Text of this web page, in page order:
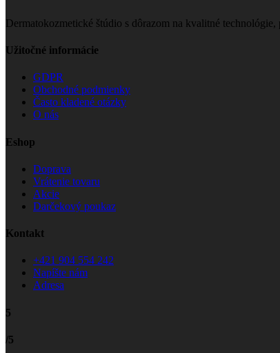
Dermatokozmetické štúdio s dôrazom na kvalitné
Užitočné informácie
GDPR
Obchodné podmienky
Často kladené otázky
O nás
Eshop
Doprava
Vrátenie tovaru
Akcie
Darčekový poukaz
Kontakt
+421 904 554 242
Napíšte nám
Adresa
5
/5